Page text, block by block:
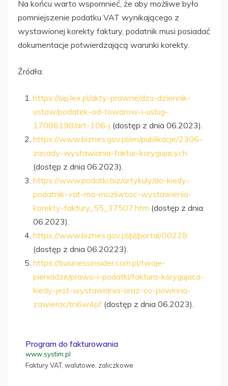
Na końcu warto wspomnieć, że aby możliwe było
pomniejszenie podatku VAT wynikającego z
wystawionej korekty faktury, podatnik musi posiadać
dokumentacje potwierdzającą warunki korekty.
Źródła:
https://sip.lex.pl/akty-prawne/dzu-dziennik-
ustaw/podatek-od-towarow-i-uslug-
17086198/art-106-j (dostęp z dnia 06.2023).
https://www.biznes.gov.pl/en/publikacje/2306-
zasady-wystawiania-faktur-korygujacych
(dostęp z dnia 06.2023).
https://www.podatki.biz/artykuly/do-kiedy-
podatnik-vat-ma-mozliwosc-wystawienia-
korekty-faktury_55_37507.htm (dostęp z dnia
06.2023).
https://www.biznes.gov.pl/pl/portal/00228
(dostęp z dnia 06.20223).
https://businessinsider.com.pl/twoje-
pieniadze/prawo-i-podatki/faktura-korygujaca-
kiedy-jest-wystawiania-oraz-co-powinna-
zawierac/tn6w4pf (dostęp z dnia 06.2023).
Program do fakturowania
www.systim.pl
Faktury VAT, walutowe, zaliczkowe